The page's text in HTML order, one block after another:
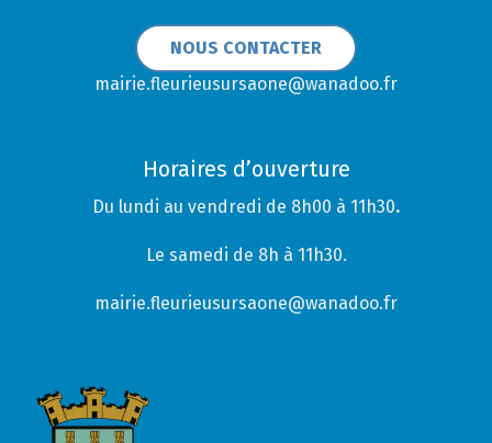
NOUS CONTACTER
mairie.fleurieusursaone@wanadoo.fr
Horaires d’ouverture
Du lundi au vendredi de 8h00 à 11h30.
Le samedi de 8h à 11h30.
mairie.fleurieusursaone@wanadoo.fr